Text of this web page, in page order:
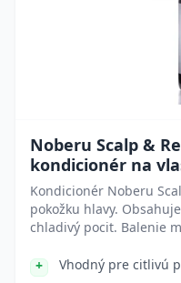
Noberu Scalp &
kondicionér na
Kondicionér Noberu
pokožku hlavy.
chladivý pocit. Balenie
Vhodný pre citlivú